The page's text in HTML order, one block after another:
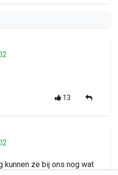
13
kunnen ze bij ons nog wat